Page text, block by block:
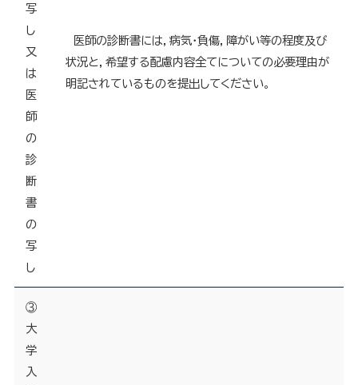
写
し
又
は
医
師
の
診
断
書
の
写
し
医師の診断書には，病気・負傷，障がい等の程度及び
状況と，希望する配慮内容全てについての必要理由が
明記されているものを提出してください。
③
大
学
入